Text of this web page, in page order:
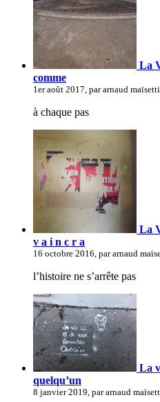
La
comme
1er août 2017, par arnaud maïsetti
à chaque pas
La
v a i n c r a
16 octobre 2016, par arnaud
l’histoire ne s’arrête pas
La
quelqu’un
8 janvier 2019, par arnaud